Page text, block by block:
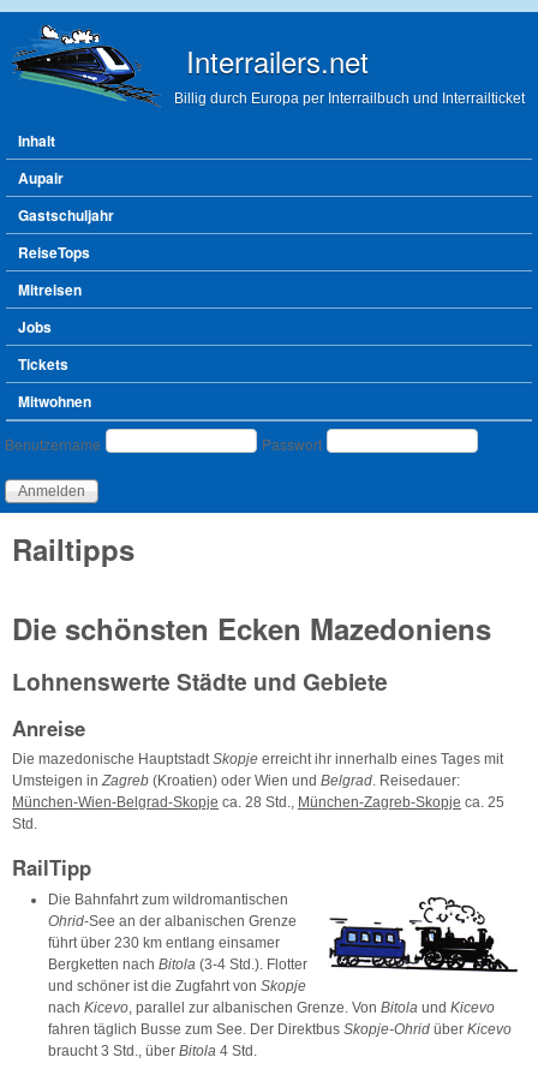
Interrailers.net
Billig durch Europa per Interrailbuch und Interrailticket
Hauptmenü
Inhalt
Aupair
Gastschuljahr
ReiseTops
Mitreisen
Jobs
Tickets
Mitwohnen
Benutzeranmeldung
Benutzername Passwort
Railtipps
Die schönsten Ecken Mazedoniens
Lohnenswerte Städte und Gebiete
Anreise
Die mazedonische HauptstadtSkopje erreicht ihr innerhalb eines Tages mit
Umsteigen in Zagreb (Kroatien) oder Wien und Belgrad. Reisedauer:
München-Wien-Belgrad-Skopje ca. 28 Std., München-Zagreb-Skopje ca. 25
Std.
RailTipp
Die Bahnfahrt zum wildromantischen
Ohrid-See an der albanischen Grenze
führt über 230 km entlang einsamer
Bergketten nach Bitola (3-4 Std.). Flotter
und schöner ist die Zugfahrt von Skopje
nach Kicevo, parallel zur albanischen Grenze. Von Bitola und Kicevo
fahren täglich Busse zum See. Der Direktbus Skopje-Ohrid über Kicevo
braucht 3 Std., über Bitola 4 Std.